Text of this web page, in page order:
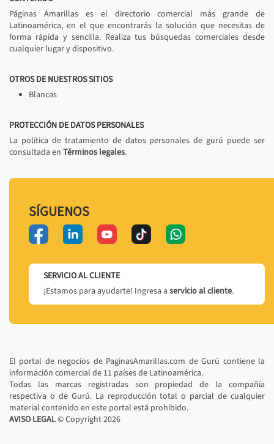
Páginas Amarillas es el directorio comercial más grande de
Latinoamérica, en el que encontrarás la solución que necesitas de
forma rápida y sencilla. Realiza tus búsquedas comerciales desde
cualquier lugar y dispositivo.
OTROS DE NUESTROS SITIOS
Blancas
PROTECCIÓN DE DATOS PERSONALES
La política de tratamiento de datos personales de gurú puede ser
consultada en Términos legales.
SÍGUENOS
SERVICIO AL CLIENTE
¡Estamos para ayudarte! Ingresa a servicio al cliente.
El portal de negocios de PaginasAmarillas.com de Gurú contiene la
información comercial de 11 países de Latinoamérica.
Todas las marcas registradas son propiedad de la compañía
respectiva o de Gurú. La reproducción total o parcial de cualquier
material contenido en este portal está prohibido.
AVISO LEGAL© Copyright2026